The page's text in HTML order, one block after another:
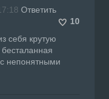
Ответить
10
себя крутую
непонятными